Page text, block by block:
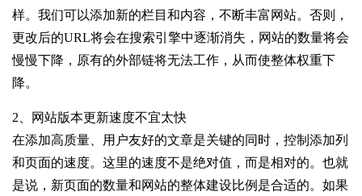
样。我们可以添加新的栏目和内容，不断丰富网站。否则，
更改后的URL将会在搜索引擎中逐渐消失，网站的数量将会
慢慢下降，原有的外部链将无法工作，从而使整体权重下
降。
2、网站版本更新速度不宜太快
在添加高质量、用户友好的文章是关键的同时，控制添加列
和页面的速度。这里的速度不是绝对值，而是相对的。也就
是说，新页面的数量和网站的整体建设比例是合适的。如果